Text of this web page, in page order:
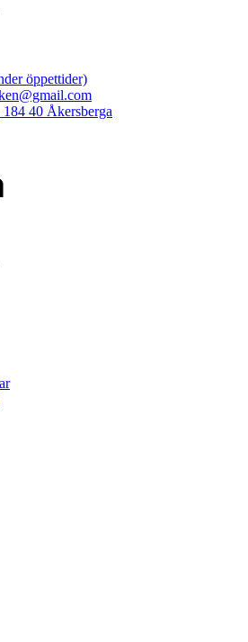
öppettider)
40 Åkersberga